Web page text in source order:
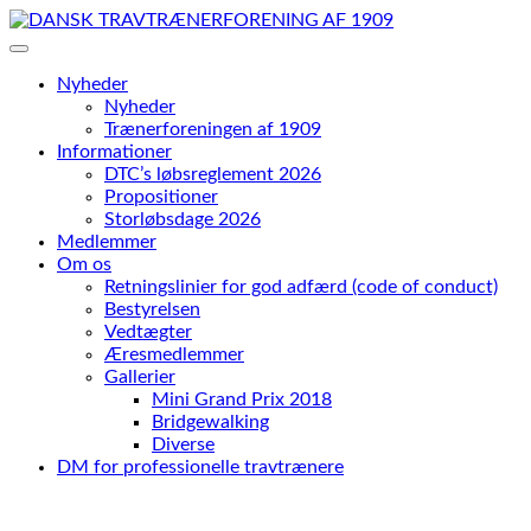
Skip
to
Nyheder
Nyheder
Trænerforeningen af 1909
Informationer
DTC’s løbsreglement 2026
Propositioner
Storløbsdage 2026
Medlemmer
Om os
Retningslinier for god adfærd (code of conduct)
Bestyrelsen
Vedtægter
Æresmedlemmer
Gallerier
Mini Grand Prix 2018
Bridgewalking
Diverse
DM for professionelle travtrænere